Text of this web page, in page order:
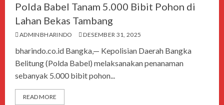
Polda Babel Tanam 5.000 Bibit Pohon di
Lahan Bekas Tambang
ADMINBHARINDO DESEMBER 31, 2025
bharindo.co.id Bangka,— Kepolisian Daerah Bangka
Belitung (Polda Babel) melaksanakan penanaman
sebanyak 5.000 bibit pohon...
READ MORE